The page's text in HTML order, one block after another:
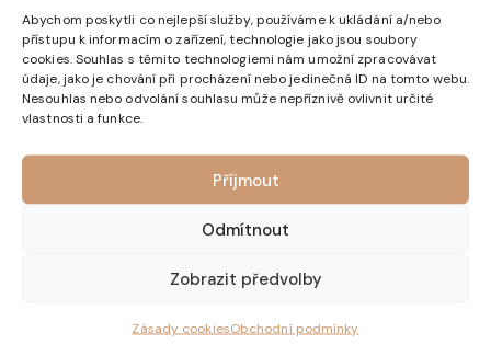
Abychom poskytli co nejlepší služby, používáme k ukládání a/nebo
přístupu k informacím o zařízení, technologie jako jsou soubory
cookies. Souhlas s těmito technologiemi nám umožní zpracovávat
údaje, jako je chování při procházení nebo jedinečná ID na tomto webu.
Nesouhlas nebo odvolání souhlasu může nepříznivě ovlivnit určité
vlastnosti a funkce.
Příjmout
Odmítnout
Zobrazit předvolby
Zásady cookiesObchodní podmínky